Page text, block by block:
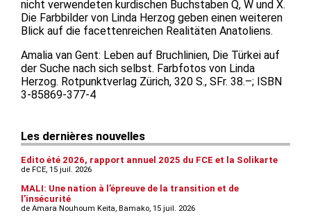
nicht verwendeten kurdischen Buchstaben Q, W und X.
Die Farbbilder von Linda Herzog geben einen weiteren
Blick auf die facettenreichen Realitäten Anatoliens.
Amalia van Gent: Leben auf Bruchlinien, Die Türkei auf
der Suche nach sich selbst. Farbfotos von Linda
Herzog. Rotpunktverlag Zürich, 320 S., SFr. 38.–; ISBN
3-85869-377-4